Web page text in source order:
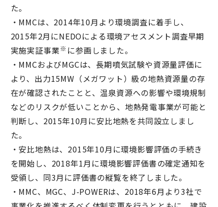
た。
・MMCは、2014年10月より環境調査に着手し、
2015年2月にNEDOによる環境アセスメント調査早期
実施実証事業※ に参画しました。
・MMCおよびMGCは、長期噴気試験や資源量評価に
より、出力15MW（メガワット）級の地熱資源量の存
在が確認されたことと、温泉資源への影響や環境規制
などのリスクが低いことから、地熱発電事業が可能と
判断し、2015年10月に安比地熱を共同設立しまし
た。
・安比地熱は、2015年10月に環境影響評価の手続き
を開始し、2018年1月に環境影響評価書の確定通知を
受領し、同3月に評価書の縦覧を終了しました。
・MMC、MGC、J-POWERは、2018年6月より3社で